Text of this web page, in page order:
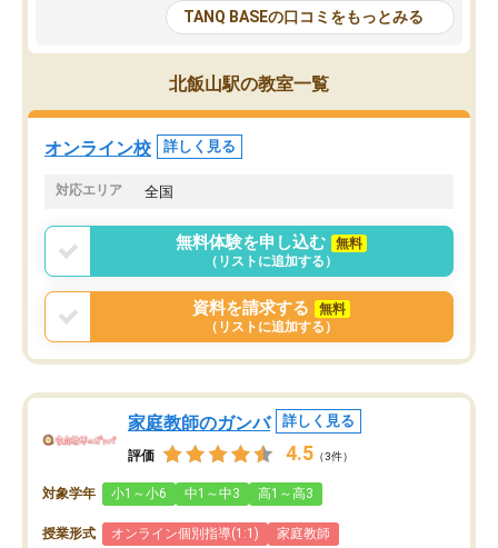
大学生の目だけでなく、数人の大人に
も目を通して頂ける。そのため多くの
意見を聞くことができ、より良いもの
を推敲することが可能だ。
どの人も優しく、親身に接してくださ
るのでやる気も出て、良かったで
す！！
総合型選抜対策として志
接・小論文などの技術指
ション内容になっていま
を社会人として働いてい
標を見つける事が出来ま
TANQ BASEの口コミをもっとみる
北飯山駅の教室一覧
オンライン校 詳しく見る
対応エリア 全国
無料体験を申し込む
無料
（リストに追加する）
資料を請求する
無料
（リストに追加する）
家庭教師のガンバ 詳しく見る
評価 4.5 （3件）
対象学年 小1～小6 中1～中3 高1～高3
授業形式 オンライン個別指導(1:1) 家庭教師